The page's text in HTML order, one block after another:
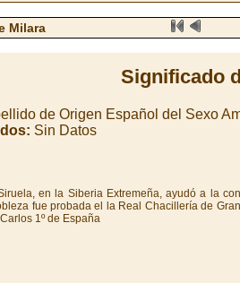
Milara
Significado
de Origen Español del Sexo
Sin Datos
en la Siberia Extremeña, ayudó a la
fue probada el la Real Chacillería de
1º de España